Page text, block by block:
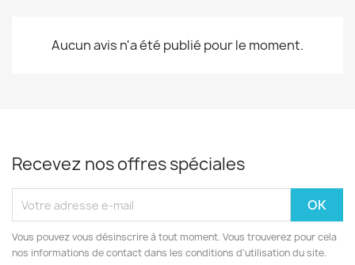
Aucun avis n'a été publié pour le moment.
Recevez nos offres spéciales
Vous pouvez vous désinscrire à tout moment. Vous trouverez pour cela
nos informations de contact dans les conditions d'utilisation du site.